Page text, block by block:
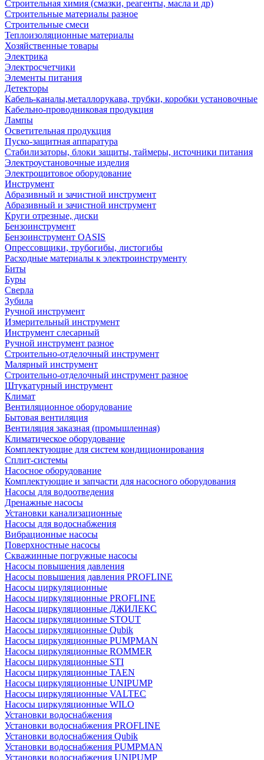
Строительная химия (смазки, реагенты, масла и др)
Строительные материалы разное
Строительные смеси
Теплоизоляционные материалы
Хозяйственные товары
Электрика
Электросчетчики
Элементы питания
Детекторы
Кабель-каналы,металлорукава, трубки, коробки установочные
Кабельно-проводниковая продукция
Лампы
Осветительная продукция
Пуско-защитная аппаратура
Стабилизаторы, блоки защиты, таймеры, источники питания
Электроустановочные изделия
Электрощитовое оборудование
Инструмент
Абразивный и зачистной инструмент
Абразивный и зачистной инструмент
Круги отрезные, диски
Бензоинструмент
Бензоинструмент OASIS
Опрессовщики, трубогибы, листогибы
Расходные материалы к электроинструменту
Биты
Буры
Сверла
Зубила
Ручной инструмент
Измерительный инструмент
Инструмент слесарный
Ручной инструмент разное
Строительно-отделочный инструмент
Малярный инструмент
Строительно-отделочный инструмент разное
Штукатурный инструмент
Климат
Вентиляционное оборудование
Бытовая вентиляция
Вентиляция заказная (промышленная)
Климатическое оборудование
Комплектующие для систем кондиционирования
Сплит-системы
Насосное оборудование
Комплектующие и запчасти для насосного оборудования
Насосы для водоотведения
Дренажные насосы
Установки канализационные
Насосы для водоснабжения
Вибрационные насосы
Поверхностные насосы
Скважинные погружные насосы
Насосы повышения давления
Насосы повышения давления PROFLINE
Насосы циркуляционные
Насосы циркуляционные PROFLINE
Насосы циркуляционные ДЖИЛЕКС
Насосы циркуляционные STOUT
Насосы циркуляционные Qubik
Насосы циркуляционные PUMPMAN
Насосы циркуляционные ROMMER
Насосы циркуляционные STI
Насосы циркуляционные TAEN
Насосы циркуляционные UNIPUMP
Насосы циркуляционные VALTEC
Насосы циркуляционные WILO
Установки водоснабжения
Установки водоснабжения PROFLINE
Установки водоснабжения Qubik
Установки водоснабжения PUMPMAN
Установки водоснабжения UNIPUMP